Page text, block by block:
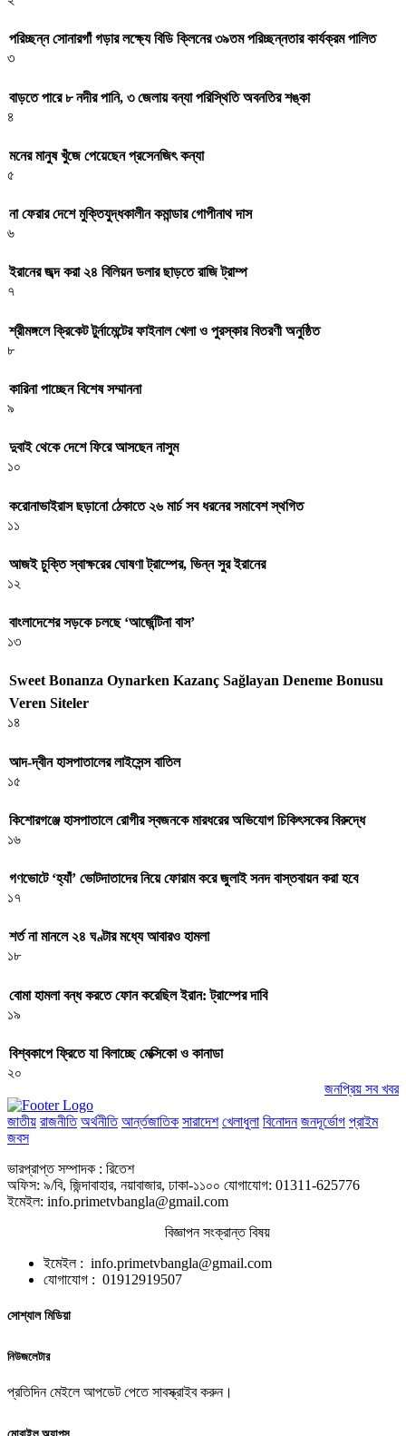
পরিচ্ছন্ন সোনারগাঁ গড়ার লক্ষ্যে বিডি ক্লিনের ৩৯তম পরিচ্ছন্নতার কার্যক্রম পালিত
৩
বাড়তে পারে ৮ নদীর পানি, ৩ জেলায় বন্যা পরিস্থিতি অবনতির শঙ্কা
৪
মনের মানুষ খুঁজে পেয়েছেন প্রসেনজিৎ কন্যা
৫
না ফেরার দেশে মুক্তিযুদ্ধকালীন কমান্ডার গোপীনাথ দাস
৬
ইরানের জব্দ করা ২৪ বিলিয়ন ডলার ছাড়তে রাজি ট্রাম্প
৭
শ্রীমঙ্গলে ক্রিকেট টুর্নামেন্টের ফাইনাল খেলা ও পুরস্কার বিতরণী অনুষ্ঠিত
৮
কারিনা পাচ্ছেন বিশেষ সম্মাননা
৯
দুবাই থেকে দেশে ফিরে আসছেন নাসুম
১০
করোনাভাইরাস ছড়ানো ঠেকাতে ২৬ মার্চ সব ধরনের সমাবেশ স্থগিত
১১
আজই চুক্তি স্বাক্ষরের ঘোষণা ট্রাম্পের, ভিন্ন সুর ইরানের
১২
বাংলাদেশের সড়কে চলছে ‘আর্জেন্টিনা বাস’
১৩
Sweet Bonanza Oynarken Kazanç Sağlayan Deneme Bonusu
Veren Siteler
১৪
আদ-দ্বীন হাসপাতালের লাইসেন্স বাতিল
১৫
কিশোরগঞ্জে হাসপাতালে রোগীর স্বজনকে মারধরের অভিযোগ চিকিৎসকের বিরুদ্ধে
১৬
গণভোটে ‘হ্যাঁ’ ভোটদাতাদের নিয়ে ফোরাম করে জুলাই সনদ বাস্তবায়ন করা হবে
১৭
শর্ত না মানলে ২৪ ঘণ্টার মধ্যে আবারও হামলা
১৮
বোমা হামলা বন্ধ করতে ফোন করেছিল ইরান: ট্রাম্পের দাবি
১৯
বিশ্বকাপে ফ্রিতে যা বিলাচ্ছে মেক্সিকো ও কানাডা
২০
জনপ্রিয় সব খবর
জাতীয় রাজনীতি অর্থনীতি আর্ন্তজাতিক সারাদেশ খেলাধুলা বিনোদন জনদূর্ভোগ প্রাইম
জবস
ভারপ্রাপ্ত সম্পাদক : রিতেশ
অফিস: ৯/বি, জিন্দাবাহার, নয়াবাজার, ঢাকা-১১০০ যোগাযোগ: 01311-625776
ইমেইল: info.primetvbangla@gmail.com
বিজ্ঞাপন সংক্রান্ত বিষয়
ইমেইল : info.primetvbangla@gmail.com
যোগাযোগ : 01912919507
সোশ্যাল মিডিয়া
নিউজলেটার
প্রতিদিন মেইলে আপডেট পেতে সাবস্ক্রাইব করুন।